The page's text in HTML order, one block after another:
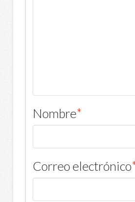
Nombre*
Correo electrónico